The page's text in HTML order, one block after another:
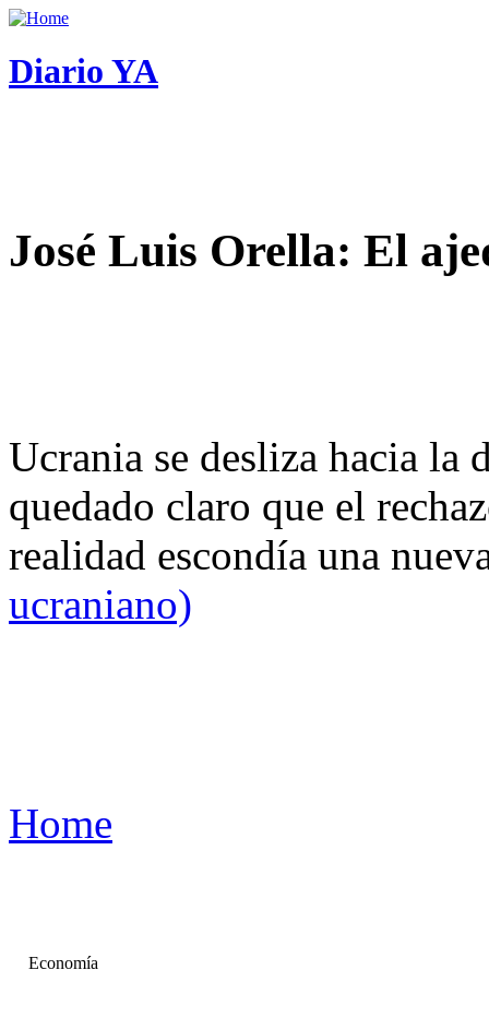
Diario YA
José Luis Orella: El
Ucrania se desliza hacia
quedado claro que el
realidad escondía una
ucraniano)
Home
Economía